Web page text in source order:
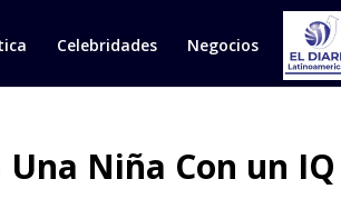
Celebridades Negocios
Niña Con un